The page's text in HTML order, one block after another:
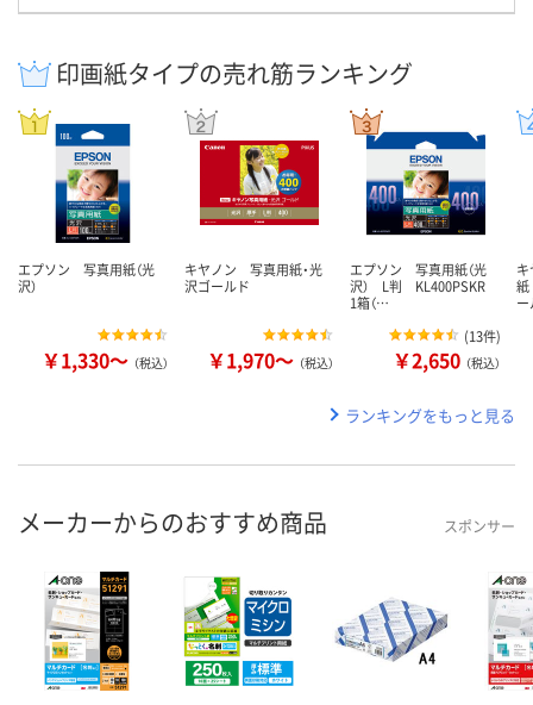
印画紙タイプの売れ筋ランキング
エプソン 写真用紙（光
沢）
￥1,330～ （税込）
キヤノン 写真用紙・光
沢ゴールド
￥1,970～ （税込）
エプソン 写真用紙（光
沢） L判 KL400PSKR
1箱（…
(13件)
￥2,650 （税込）
紙
ランキングをもっと見る
メーカーからのおすすめ商品 スポンサー